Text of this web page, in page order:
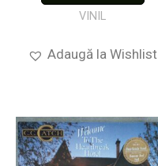
VINIL
Adaugă la Wishlist